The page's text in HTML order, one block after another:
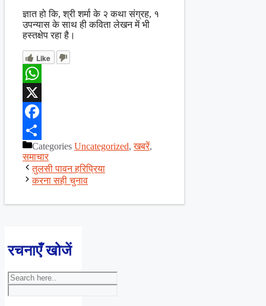
ज्ञात हो कि, श्री शर्मा के २ कथा संग्रह, १
उपन्यास के साथ ही कविता लेखन में भी
हस्तक्षेप रहा है।
Like
WhatsApp
X
Facebook
ShareCategories Uncategorized,खबरें,
समाचार
तुलसी पावन हरिप्रिया
करना सही चुनाव
रचनाएँ खोजें